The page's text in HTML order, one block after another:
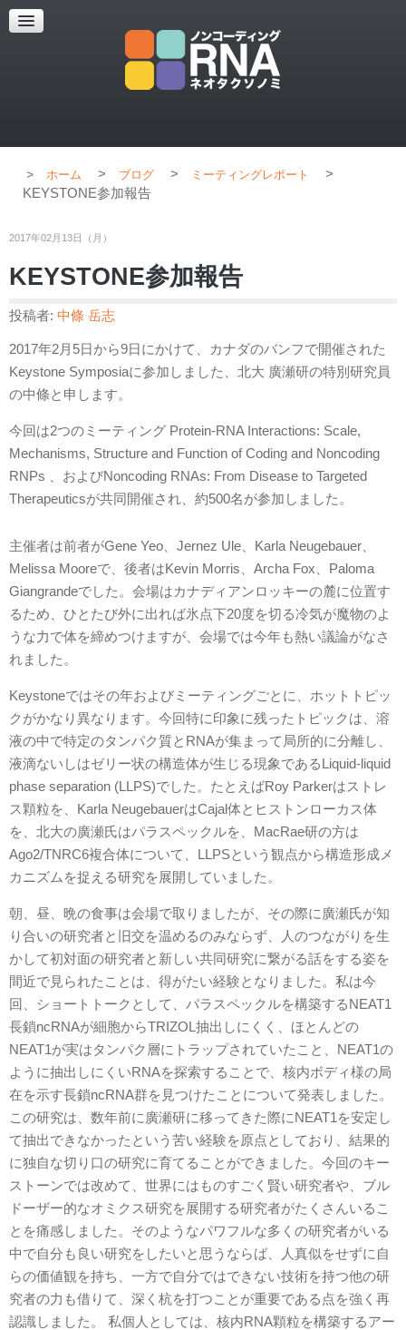
超解像顕微鏡
超解像顕微鏡の紹介
ホーム > ブログ > ミーティングレポート
>
KEYSTONE参加報告
2017年02月13日（月）
KEYSTONE参加報告
投稿者: 中條 岳志
2017年2月5日から9日にかけて、カナダのバンフで開催された
Keystone Symposiaに参加しました、北大 廣瀬研の特別研究員
の中條と申します。
今回は2つのミーティング Protein-RNA Interactions: Scale,
Mechanisms, Structure and Function of Coding and Noncoding
RNPs 、およびNoncoding RNAs: From Disease to Targeted
Therapeuticsが共同開催され、約500名が参加しました。
主催者は前者がGene Yeo、Jernez Ule、Karla Neugebauer、
Melissa Mooreで、後者はKevin Morris、Archa Fox、Paloma
Giangrandeでした。会場はカナディアンロッキーの麓に位置す
るため、ひとたび外に出れば氷点下20度を切る冷気が魔物のよ
うな力で体を締めつけますが、会場では今年も熱い議論がなさ
れました。
Keystoneではその年およびミーティングごとに、ホットトピッ
クがかなり異なります。今回特に印象に残ったトピックは、溶
液の中で特定のタンパク質とRNAが集まって局所的に分離し、
液滴ないしはゼリー状の構造体が生じる現象であるLiquid-liquid
phase separation (LLPS)でした。たとえばRoy Parkerはストレ
ス顆粒を、Karla NeugebauerはCajal体とヒストンローカス体
を、北大の廣瀬氏はパラスペックルを、MacRae研の方は
Ago2/TNRC6複合体について、LLPSという観点から構造形成メ
カニズムを捉える研究を展開していました。
朝、昼、晩の食事は会場で取りましたが、その際に廣瀬氏が知
り合いの研究者と旧交を温めるのみならず、人のつながりを生
かして初対面の研究者と新しい共同研究に繋がる話をする姿を
間近で見られたことは、得がたい経験となりました。私は今
回、ショートトークとして、パラスペックルを構築するNEAT1
長鎖ncRNAが細胞からTRIZOL抽出しにくく、ほとんどの
NEAT1が実はタンパク層にトラップされていたこと、NEAT1の
ように抽出しにくいRNAを探索することで、核内ボディ様の局
在を示す長鎖ncRNA群を見つけたことについて発表しました。
この研究は、数年前に廣瀬研に移ってきた際にNEAT1を安定し
て抽出できなかったという苦い経験を原点としており、結果的
に独自な切り口の研究に育てることができました。今回のキー
ストーンでは改めて、世界にはものすごく賢い研究者や、ブル
ドーザー的なオミクス研究を展開する研究者がたくさんいるこ
とを痛感しました。そのようなパワフルな多くの研究者がいる
中で自分も良い研究をしたいと思うならば、人真似をせずに自
らの価値観を持ち、一方で自分ではできない技術を持つ他の研
究者の力も借りて、深く杭を打つことが重要である点を強く再
認識しました。 私個人としては、核内RNA顆粒を構築するアー